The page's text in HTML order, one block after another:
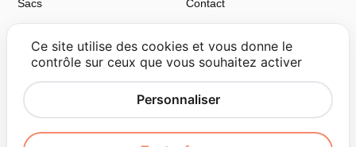
Sacs
Manteaux & vestes
Contact
RÉSEAUX
Instagram
CGU
Ce site utilise des cookies et vous donne le
contrôle sur ceux que vous souhaitez activer
Personnaliser